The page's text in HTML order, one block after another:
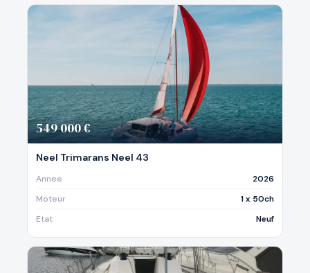
549 000 €
Neel Trimarans Neel 43
Annee
2026
Moteur
1 x 50ch
Etat
Neuf